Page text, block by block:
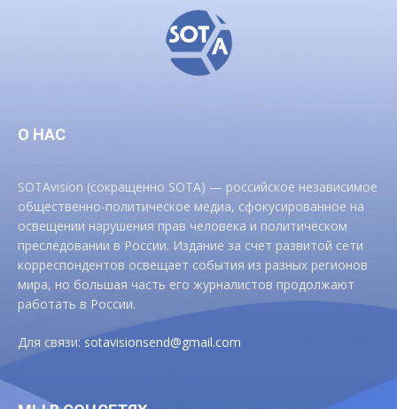
О НАС
SOTAvision (сокращенно SOTA) — российское независимое
общественно-политическое медиа, сфокусированное на
освещении нарушения прав человека и политическом
преследовании в России. Издание за счет развитой сети
корреспондентов освещает события из разных регионов
мира, но большая часть его журналистов продолжают
работать в России.
Для связи:sotavisionsend@gmail.com